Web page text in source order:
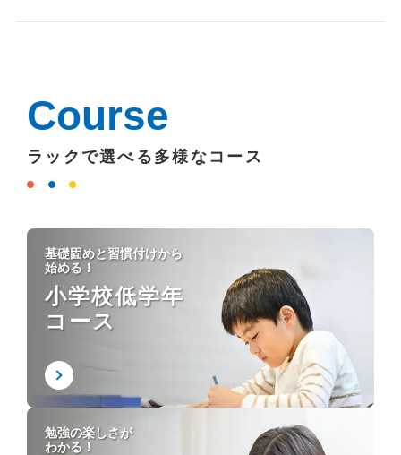
Course
ラックで選べる多様なコース
基礎固めと習慣付けから
始める！
小学校低学年
コース
勉強の楽しさが
わかる！